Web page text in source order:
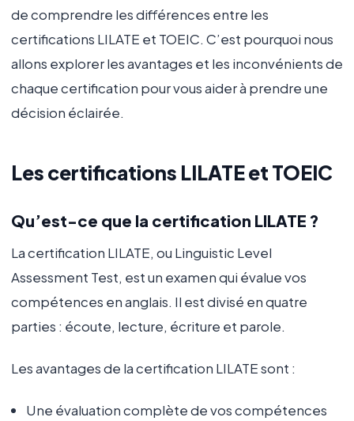
de comprendre les différences entre les
certifications LILATE et TOEIC. C’est pourquoi nous
allons explorer les avantages et les inconvénients de
chaque certification pour vous aider à prendre une
décision éclairée.
Les certifications LILATE et TOEIC
Qu’est-ce que la certification LILATE ?
La certification LILATE, ou Linguistic Level
Assessment Test, est un examen qui évalue vos
compétences en anglais. Il est divisé en quatre
parties : écoute, lecture, écriture et parole.
Les avantages de la certification LILATE sont :
Une évaluation complète de vos compétences